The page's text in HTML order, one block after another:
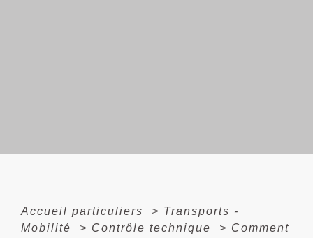
Accueil particuliers > Transports -
Mobilité
> Contrôle technique > Comment